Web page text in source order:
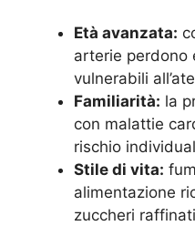
Età avanzata:
arterie perdono
vulnerabili
Familiarità: la
con malattie
rischio
Stile di vita:
alimentazione
zuccheri